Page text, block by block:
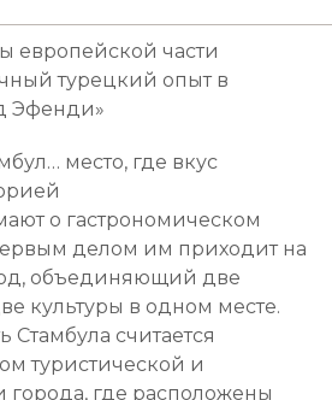
европейской части
турецкий опыт в
Эфенди»
место, где вкус
о гастрономическом
делом им приходит на
объединяющий две
культуры в одном месте.
Стамбула считается
туристической и
города, где расположены